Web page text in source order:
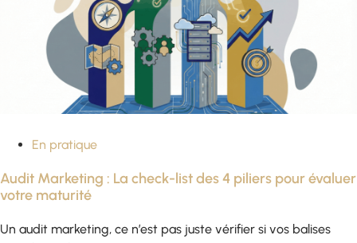
En pratique
Audit Marketing : La check-list des 4 piliers pour évaluer
votre maturité
Un audit marketing, ce n’est pas juste vérifier si vos balises